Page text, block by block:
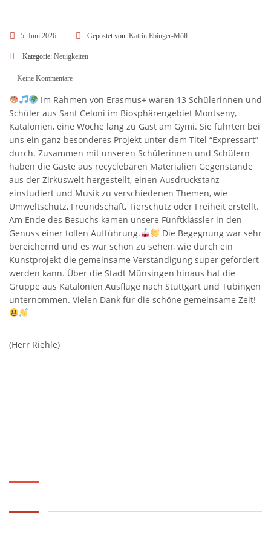
5. Juni 2026 Gepostet von: Katrin Ebinger-Möll
Kategorie: Neuigkeiten
Keine Kommentare
Im Rahmen von Erasmus+ waren 13 Schülerinnen und
Schüler aus Sant Celoni im Biosphärengebiet Montseny,
Katalonien, eine Woche lang zu Gast am Gymi. Sie führten bei
uns ein ganz besonderes Projekt unter dem Titel “Expressart”
durch. Zusammen mit unseren Schülerinnen und Schülern
haben die Gäste aus recyclebaren Materialien Gegenstände
aus der Zirkuswelt hergestellt, einen Ausdruckstanz
einstudiert und Musik zu verschiedenen Themen, wie
Umweltschutz, Freundschaft, Tierschutz oder Freiheit erstellt.
Am Ende des Besuchs kamen unsere Fünftklässler in den
Genuss einer tollen Aufführung.
Die Begegnung war sehr
bereichernd und es war schön zu sehen, wie durch ein
Kunstprojekt die gemeinsame Verständigung super gefördert
werden kann. Über die Stadt Münsingen hinaus hat die
Gruppe aus Katalonien Ausflüge nach Stuttgart und Tübingen
unternommen. Vielen Dank für die schöne gemeinsame Zeit!
(Herr Riehle)